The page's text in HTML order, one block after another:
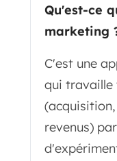
Qu'est-ce
marketing
C'est une
qui travaille
revenus)